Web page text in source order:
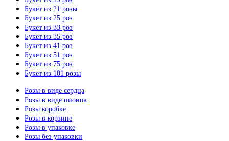
Букет из 21 розы
Букет из 25 роз
Букет из 33 роз
Букет из 35 роз
Букет из 41 роз
Букет из 51 роз
Букет из 75 роз
Букет из 101 розы
Розы в виде сердца
Розы в виде пионов
Розы коробке
Розы в корзине
Розы в упаковке
Розы без упаковки